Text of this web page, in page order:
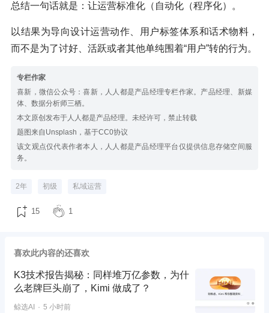
总结一句话就是：让运营标准化（自动化（程序化）。
以结果为导向设计运营动作、用户标签体系和话术物料，
而不是为了讨好、活跃或者其他单纯围着“用户”转的行为。
专栏作家
喜新，微信公众号：喜新，人人都是产品经理专栏作家。产品经理、新媒
体、数据分析师三栖。
本文原创发布于人人都是产品经理。未经许可，禁止转载
题图来自Unsplash，基于CC0协议
该文观点仅代表作者本人，人人都是产品经理平台仅提供信息存储空间服
务。
2年 初级 私域运营
15 1
喜欢此内容的还喜欢
K3技术报告揭秘：同样堆万亿参数，为什
么老牌巨头崩了，Kimi 做成了？
鲸选AI 5 小时前